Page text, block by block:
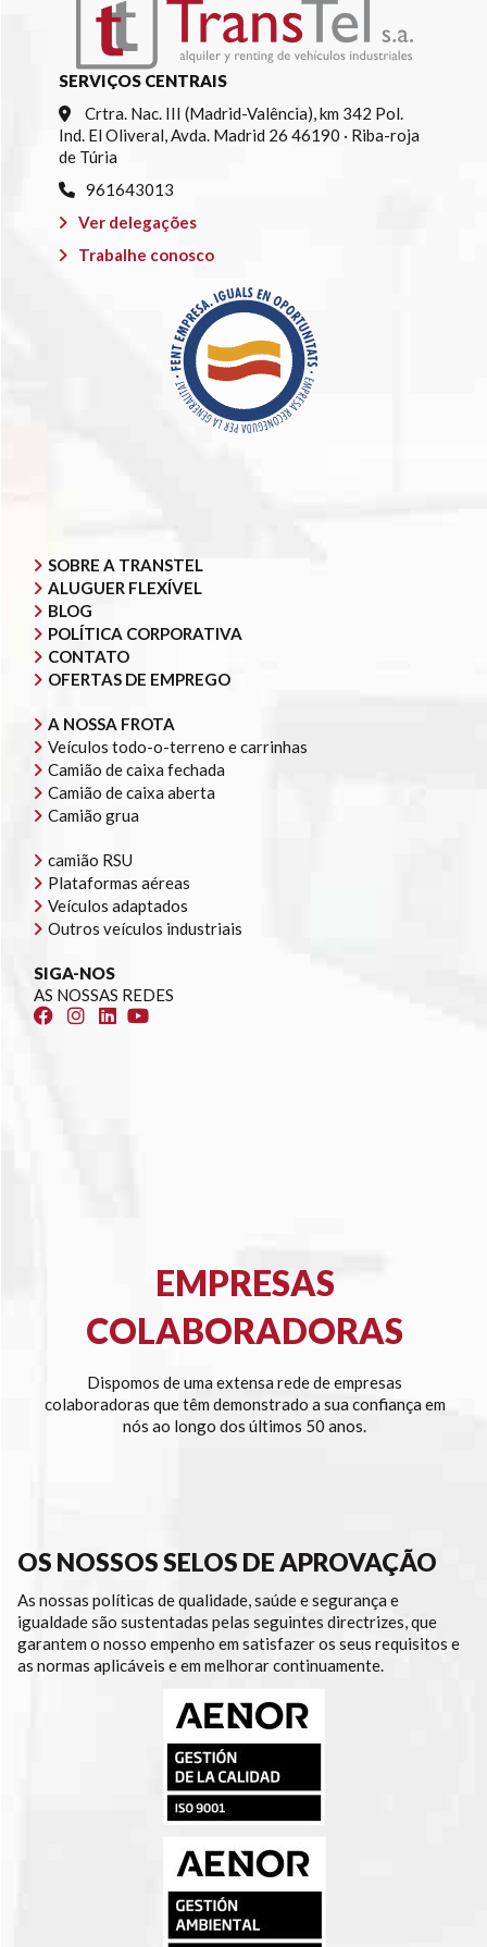
SERVIÇOS CENTRAIS
Crtra. Nac. III (Madrid-Valência), km 342 Pol.
Ind. El Oliveral, Avda. Madrid 26 46190 · Riba-roja
de Túria
961643013
Ver delegações
Trabalhe conosco
SOBRE A TRANSTEL
ALUGUER FLEXÍVEL
BLOG
POLÍTICA CORPORATIVA
CONTATO
OFERTAS DE EMPREGO
A NOSSA FROTA
Veículos todo-o-terreno e carrinhas
Camião de caixa fechada
Camião de caixa aberta
Camião grua
camião RSU
Plataformas aéreas
Veículos adaptados
Outros veículos industriais
SIGA-NOS
AS NOSSAS REDES
EMPRESAS
COLABORADORAS
Dispomos de uma extensa rede de empresas
colaboradoras que têm demonstrado a sua confiança em
nós ao longo dos últimos 50 anos.
OS NOSSOS SELOS DE APROVAÇÃO
As nossas políticas de qualidade, saúde e segurança e
igualdade são sustentadas pelas seguintes directrizes, que
garantem o nosso empenho em satisfazer os seus requisitos e
as normas aplicáveis e em melhorar continuamente.